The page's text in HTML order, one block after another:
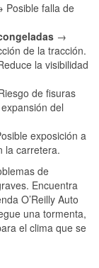
Posible falla de
→
de la tracción.
la visibilidad
de fisuras
del
exposición a
la carretera.
de
Encuentra
O’Reilly Auto
una tormenta,
el clima que se